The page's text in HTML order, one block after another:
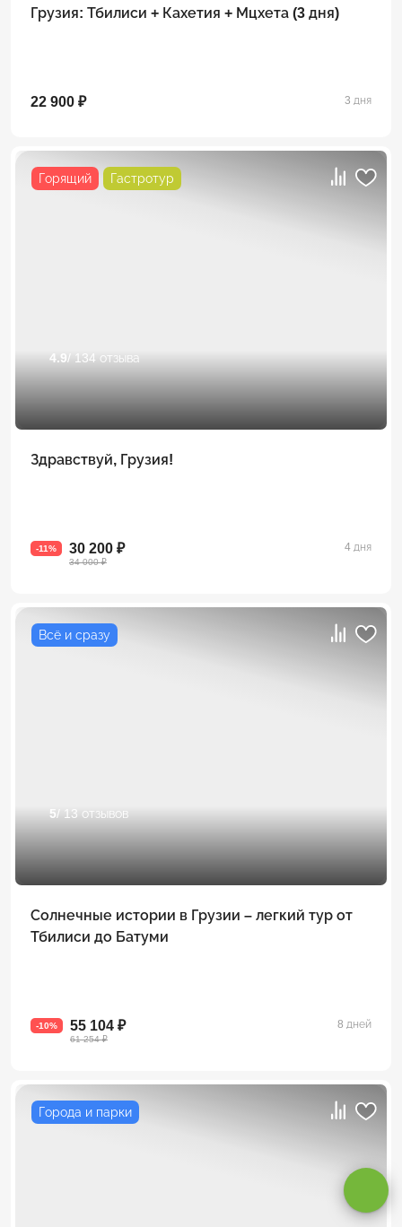
Грузия: Тбилиси + Кахетия + Мцхета (3 дня)
22 900 ₽ 3 дня
Горящий Гастротур
4.9 / 134 отзыва
Здравствуй, Грузия!
-11% 30 200 ₽
34 000 ₽
4 дня
Всё и сразу
5/ 13 отзывов
Солнечные истории в Грузии – легкий тур от
Тбилиси до Батуми
-10% 55 104 ₽
61 254 ₽
8 дней
Города и парки
Оставаясь на сайте, вы даете
согласие на обработку cookie и